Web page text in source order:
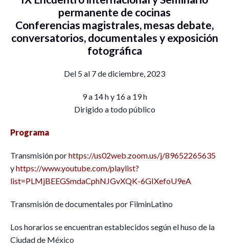
permanente de cocinas
Conferencias magistrales, mesas debate,
conversatorios, documentales y exposición
fotográfica
Del 5 al 7 de diciembre, 2023
9 a 14 h y 16 a 19 h
Dirigido a todo público
Programa
Transmisión porhttps://us02web.zoom.us/j/89652265635
yhttps://www.youtube.com/playlist?
list=PLMjBEEGSmdaCphNJGvXQK-6GIXefoU9eA
Transmisión de documentales por FilminLatino
Los horarios se encuentran establecidos según el huso de la
Ciudad de México